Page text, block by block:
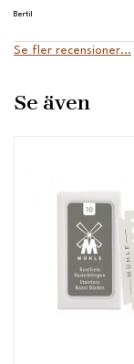
Bertil
Se fler recensioner...
Se även